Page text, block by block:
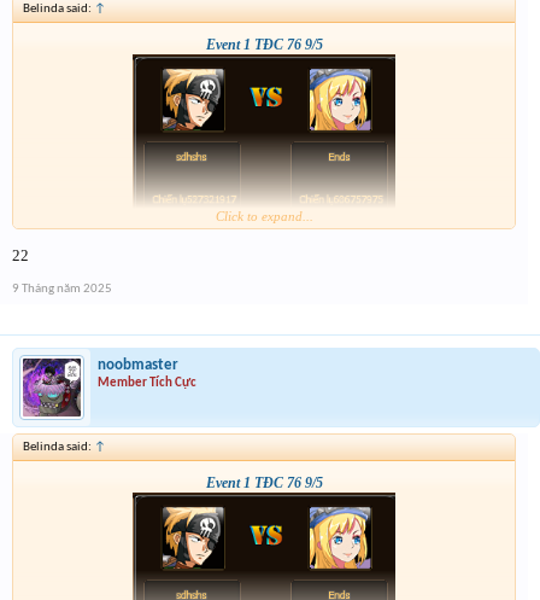
Belinda said: ↑
Event 1 TĐC 76 9/5
Click to expand...
22
9 Tháng năm 2025
noobmaster
Member Tích Cực
Belinda said: ↑
Event 1 TĐC 76 9/5